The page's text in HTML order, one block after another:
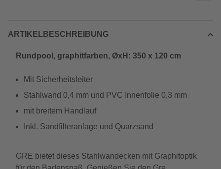
ARTIKELBESCHREIBUNG
Rundpool, graphitfarben, ØxH: 350 x 120 cm
Mit Sicherheitsleiter
Stahlwand 0,4 mm und PVC Innenfolie 0,3 mm
mit breitem Handlauf
Inkl. Sandfilteranlage und Quarzsand
GRE bietet dieses Stahlwandecken mit Graphitoptik